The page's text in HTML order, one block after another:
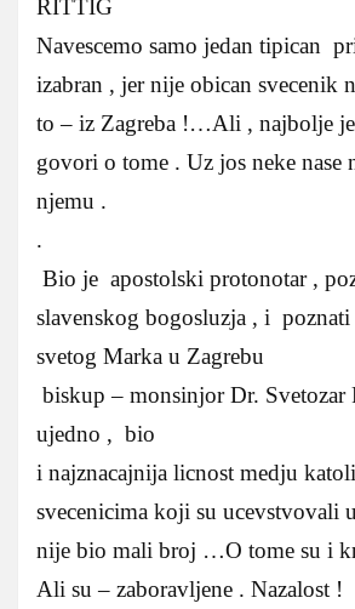
RITTIG
Navescemo samo jedan tipican
izabran , jer nije obican svecenik
to – iz Zagreba !…Ali , najbolje je
govori o tome . Uz jos neke nase
njemu .
.
Bio je apostolski protonotar ,
slavenskog bogosluzja , i
svetog Marka u Zagrebu
biskup – monsinjor Dr.
ujedno , bio
i najznacajnija licnost medju
svecenicima koji su ucevstvovali
nije bio mali broj …O tome su i
Ali su – zaboravljene . Nazalost !